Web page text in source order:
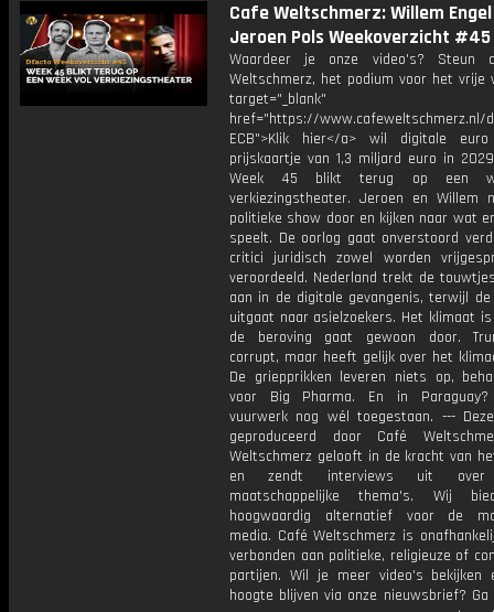
Cafe Weltschmerz: Willem
Jeroen Pols Weekoverzicht #45
Waardeer je onze video's? Steun
Weltschmerz, het podium voor het vrije
target="_blank"
href="https://www.cafeweltschmerz.nl/
ECB">Klik hier</a> wil digitale euro
prijskaartje van 1,3 miljard euro in
Week 45 blikt terug op een
verkiezingstheater. Jeroen en Willem
politieke show door en kijken naar wat
speelt. De oorlog gaat onverstoord
critici juridisch zowel worden
veroordeeld. Nederland trekt de
aan in de digitale gevangenis, terwijl de
uitgaat naar asielzoekers. Het klimaat
de beroving gaat gewoon door.
corrupt, maar heeft gelijk over het
De griepprikken leveren niets op,
voor Big Pharma. En in
vuurwerk nog wél toegestaan. ---
geproduceerd door Café
Weltschmerz gelooft in de kracht van
en zendt interviews uit over
maatschappelijke thema's. Wij
hoogwaardig alternatief voor de
media. Café Weltschmerz is
verbonden aan politieke, religieuze of
partijen. Wil je meer video's bekijken
hoogte blijven via onze nieuwsbrief? Ga